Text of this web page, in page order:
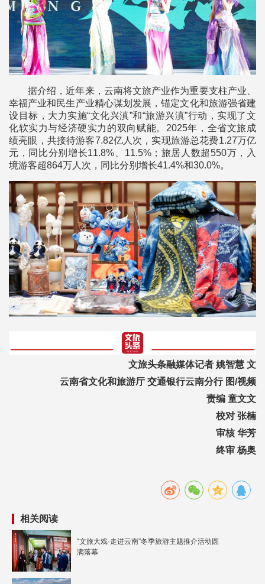
据介绍，近年来，云南将文旅产业作为重要支柱产业、
幸福产业和民生产业精心谋划发展，锚定文化和旅游强省建
设目标，大力实施“文化兴滇”和“旅游兴滇”行动，实现了文
化软实力与经济硬实力的双向赋能。2025年，全省文旅成
绩亮眼，共接待游客7.82亿人次，实现旅游总花费1.27万亿
元，同比分别增长11.8%、11.5%；旅居人数超550万，入
境游客超864万人次，同比分别增长41.4%和30.0%。
文旅头条融媒体记者 姚智慧 文
云南省文化和旅游厅 交通银行云南分行 图/视频
责编 童文文
校对 张楠
审核 华芳
终审 杨奥
相关阅读
“文旅大戏·走进云南”冬季旅游主题推介活动圆
满落幕